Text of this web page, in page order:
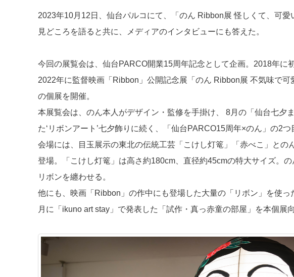
e
a
s
e
n
e
c
e
o
o
2023年10月12日、仙台パルコにて、「のん Ribbon展 怪しくて、可愛
見どころを語ると共に、メディアのインタビューにも答えた。
今回の展覧会は、仙台PARCO開業15周年記念として企画。2018年に
2022年に監督映画「Ribbon」公開記念展「のん Ribbon展 不気味で
の個展を開催。
本展覧会は、のん本人がデザイン・監修を手掛け、 8月の「仙台七夕
た‘リボンアート’七夕飾りに続く、「仙台PARCO15周年×のん」の2
会場には、目玉展示の東北の伝統工芸「こけし灯篭」「赤べこ」と
登場。「こけし灯篭」は高さ約180cm、直径約45cmの特大サイズ。
リボンを纏わせる。
他にも、映画「Ribbon」の作中にも登場した大量の「リボン」を使
月に「ikuno art stay」で発表した「試作・真っ赤童の部屋」を本個展